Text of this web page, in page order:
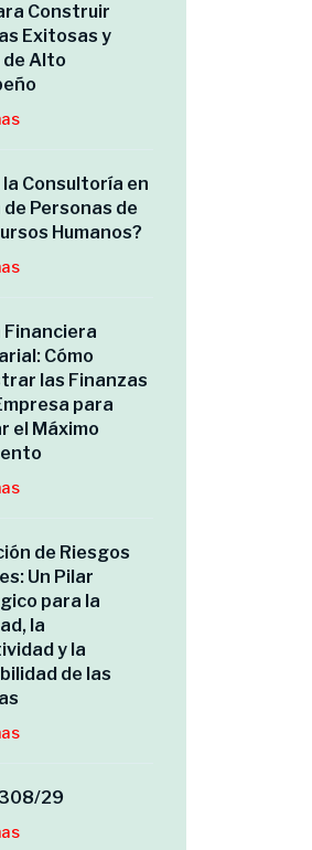
Construir
Exitosas y
de Alto
la Consultoría en
Personas de
Humanos?
Financiera
Cómo
las Finanzas
para
el Máximo
de Riesgos
Un Pilar
para la
la
y la
de las
29